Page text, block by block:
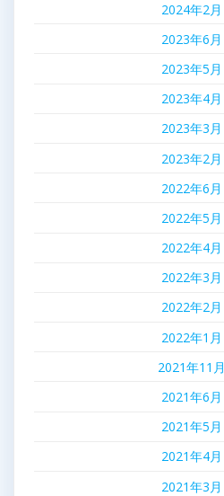
2024年2月
2023年6月
2023年5月
2023年4月
2023年3月
2023年2月
2022年6月
2022年5月
2022年4月
2022年3月
2022年2月
2022年1月
2021年11月
2021年6月
2021年5月
2021年4月
2021年3月